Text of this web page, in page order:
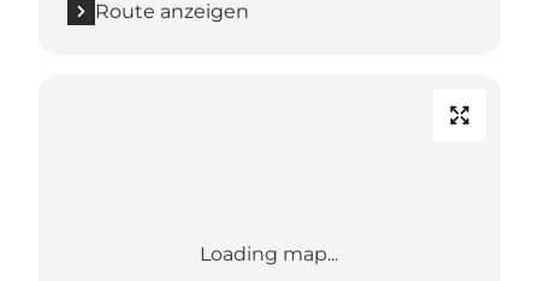
Route anzeigen
Loading map...